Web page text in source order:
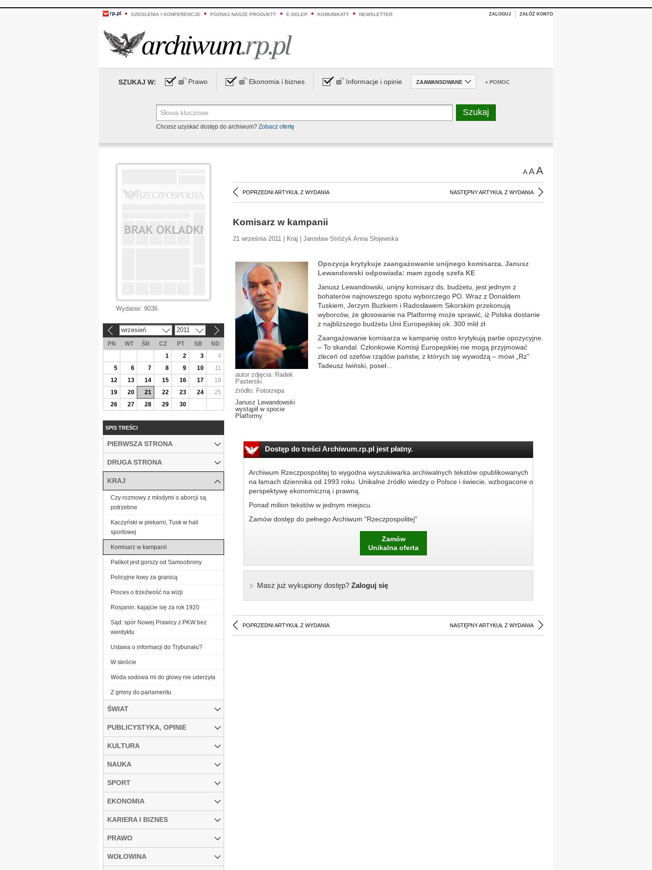
SZKOLENIA I KONFERENCJE POZNAJ NASZE PRODUKTY E-SKLEP KOMUNIKATY NEWSLETTER ZALOGUJ ZAŁÓŻ KONTO
SZUKAJ W: Prawo Ekonomia i biznes Informacje i opinie ZAAWANSOWANE + POMOC
Chcesz uzyskać dostęp do archiwum? Zobacz ofertę
AAA
POPRZEDNI ARTYKUŁ Z WYDANIA NASTĘPNY ARTYKUŁ Z WYDANIA
Komisarz w kampanii
21 września 2011 | Kraj | Jarosław Stróżyk Anna Słojewska
autor zdjęcia: Radek
Pasterski
źródło: Fotorzepa
Janusz Lewandowski
wystąpił w spocie
Platformy
Opozycja krytykuje zaangażowanie unijnego komisarza. Janusz
Lewandowski odpowiada: mam zgodę szefa KE
Janusz Lewandowski, unijny komisarz ds. budżetu, jest jednym z
bohaterów najnowszego spotu wyborczego PO. Wraz z Donaldem
Tuskiem, Jerzym Buzkiem i Radosławem Sikorskim przekonują
wyborców, że głosowanie na Platformę może sprawić, iż Polska dostanie
z najbliższego budżetu Unii Europejskiej ok. 300 mld zł.
Zaangażowanie komisarza w kampanię ostro krytykują partie opozycyjne.
– To skandal. Członkowie Komisji Europejskiej nie mogą przyjmować
zleceń od szefów rządów państw, z których się wywodzą – mówi „Rz"
Tadeusz Iwiński, poseł...
Dostęp do treści Archiwum.rp.pl jest płatny.
Archiwum Rzeczpospolitej to wygodna wyszukiwarka archiwalnych tekstów opublikowanych
na łamach dziennika od 1993 roku. Unikalne źródło wiedzy o Polsce i świecie, wzbogacone o
perspektywę ekonomiczną i prawną.
Ponad milion tekstów w jednym miejscu.
Zamów dostęp do pełnego Archiwum "Rzeczpospolitej"
Zamów
Unikalna oferta
Masz już wykupiony dostęp?Zaloguj się
POPRZEDNI ARTYKUŁ Z WYDANIA NASTĘPNY ARTYKUŁ Z WYDANIA
Wydanie: 9036
wrzesień 2011
PN WT ŚR CZ PT SB
ND
1
2 3
4
5
6 7 8 9 10
11
12
13 14 15 16 17
18
19
20 21 22 23 24
25
26
27 28 29 30
SPIS TREŚCI
PIERWSZA STRONA
DRUGA STRONA
KRAJ
Czy rozmowy z młodymi o aborcji są
potrzebne
Kaczyński w piekarni, Tusk w hali
sportowej
Komisarz w kampanii
Palikot jest gorszy od Samoobrony
Policyjne łowy za granicą
Proces o trzeźwość na wizji
Rosjanin: kajajcie się za rok 1920
Sąd: spór Nowej Prawicy z PKW bez
werdyktu
Ustawa o informacji do Trybunału?
W skrócie
Woda sodowa mi do głowy nie uderzyła
Z gminy do parlamentu
ŚWIAT
PUBLICYSTYKA, OPINIE
KULTURA
NAUKA
SPORT
EKONOMIA
KARIERA I BIZNES
PRAWO
WOŁOWINA